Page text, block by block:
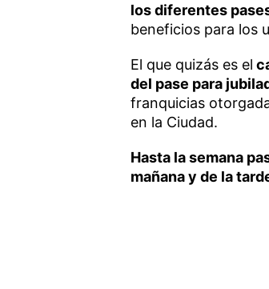
los diferentes
beneficios para los
El que quizás es el
del pase para
franquicias
en la Ciudad.
Hasta la semana
mañana y de la